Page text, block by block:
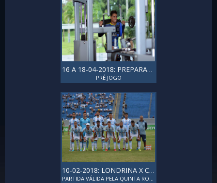
16 A 18-04-2018: PREPARAÇÃO PA
PRÉ JOGO
10-02-2018: LONDRINA X CORITIBA
PARTIDA VÁLIDA PELA QUINTA RODADA DO PRIMEIRO TURNO DO CAMPEONATO PARANAENSE